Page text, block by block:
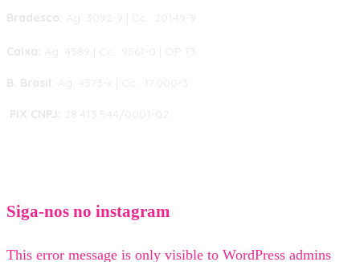
Bradesco: Ag: 3092-9 | Cc.: 20149-9
Caixa: Ag: 4589 | Cc.: 9561-0 | OP 13
B. Brasil: Ag: 4573-x | Cc.: 17.000-3
PIX CNPJ: 28.413.544/0001-02
Siga-nos no instagram
This error message is only visible to WordPress admins